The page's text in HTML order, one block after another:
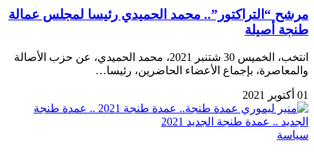
مرشح “التراكتور”.. محمد الحميدي رئيسا لمجلس عمالة
طنجة أصيلة
انتخب، الخميس 30 شتنبر 2021، محمد الحميدي، عن حزب الأصالة
والمعاصرة، بإجماع الأعضاء الحاضرين، رئيسا…
01 أكتوبر 2021
سياسة